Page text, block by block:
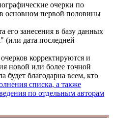
очерки по
основном первой половины
его занесения в базу данных
дата последней
корректируются и
новой или более точной
благодарна всем, кто
списка, а также
по отдельным авторам